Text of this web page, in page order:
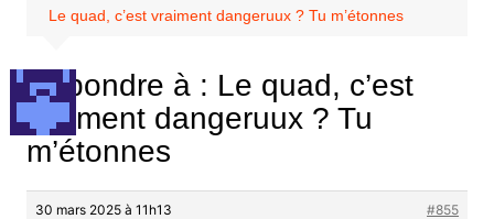
Le quad, c’est vraiment dangeruux ? Tu m’étonnes
Répondre à : Le quad, c’est
vraiment dangeruux ? Tu
m’étonnes
30 mars 2025 à 11h13
#855